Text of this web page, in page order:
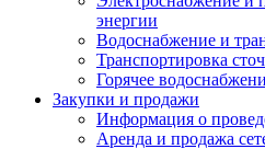
энергии
Водоснабжение и
Транспортировка
Горячее
Закупки и продажи
Информация о
Аренда и продажа